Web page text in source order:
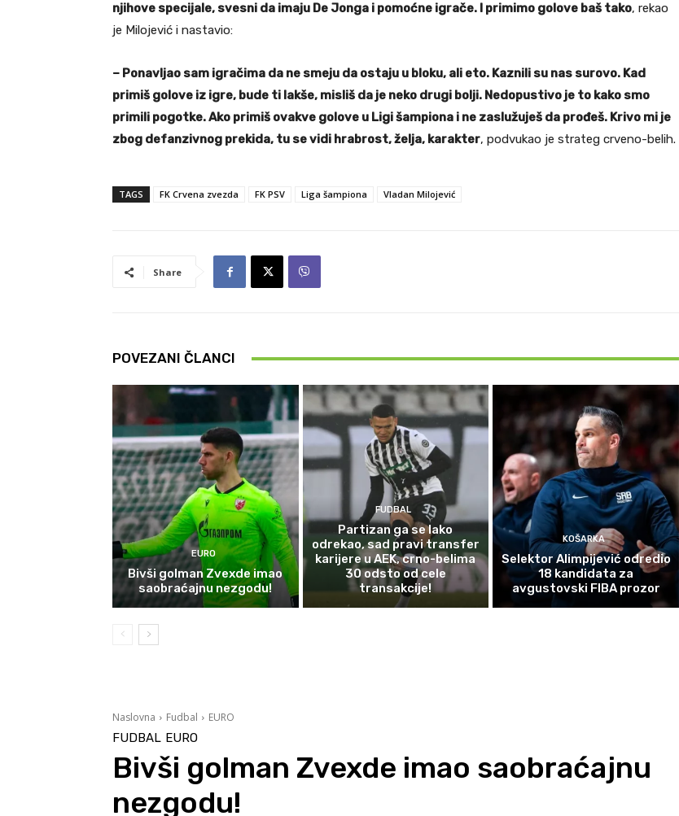
njihove specijale, svesni da imaju De Jonga i pomoćne igrače. I primimo golove baš tako, rekao
je Milojević i nastavio:
– Ponavljao sam igračima da ne smeju da ostaju u bloku, ali eto. Kaznili su nas surovo. Kad
primiš golove iz igre, bude ti lakše, misliš da je neko drugi bolji. Nedopustivo je to kako smo
primili pogotke. Ako primiš ovakve golove u Ligi šampiona i ne zaslužuješ da prođeš. Krivo mi je
zbog defanzivnog prekida, tu se vidi hrabrost, želja, karakter, podvukao je strateg crveno-belih.
TAGS FK Crvena zvezda FK PSV Liga šampiona Vladan Milojević
Share
POVEZANI ČLANCI
EURO
Bivši golman Zvexde imao
saobraćajnu nezgodu!
FUDBAL
Partizan ga se lako
odrekao, sad pravi transfer
karijere u AEK, crno-belima
30 odsto od cele
transakcije!
KOŠARKA
Selektor Alimpijević odredio
18 kandidata za
avgustovski FIBA prozor